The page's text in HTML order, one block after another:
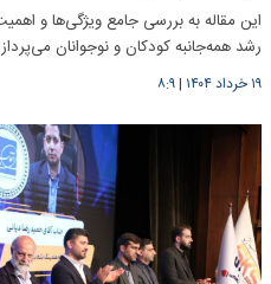
این مقاله به بررسی جامع ویژگی‌ها و
رشد همه‌جانبه کودکان و نوجوانان
۱۹ خرداد ۱۴۰۴ |۸:۹